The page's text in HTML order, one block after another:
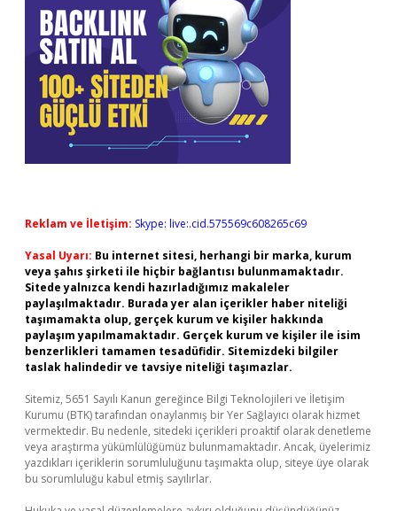
Reklam ve İletişim: Skype: live:.cid.575569c608265c69
Yasal Uyarı: Bu internet sitesi, herhangi bir marka, kurum
veya şahıs şirketi ile hiçbir bağlantısı bulunmamaktadır.
Sitede yalnızca kendi hazırladığımız makaleler
paylaşılmaktadır. Burada yer alan içerikler haber niteliği
taşımamakta olup, gerçek kurum ve kişiler hakkında
paylaşım yapılmamaktadır. Gerçek kurum ve kişiler ile isim
benzerlikleri tamamen tesadüfidir. Sitemizdeki bilgiler
taslak halindedir ve tavsiye niteliği taşımazlar.
Sitemiz, 5651 Sayılı Kanun gereğince Bilgi Teknolojileri ve İletişim
Kurumu (BTK) tarafından onaylanmış bir Yer Sağlayıcı olarak hizmet
vermektedir. Bu nedenle, sitedeki içerikleri proaktif olarak denetleme
veya araştırma yükümlülüğümüz bulunmamaktadır. Ancak, üyelerimiz
yazdıkları içeriklerin sorumluluğunu taşımakta olup, siteye üye olarak
bu sorumluluğu kabul etmiş sayılırlar.